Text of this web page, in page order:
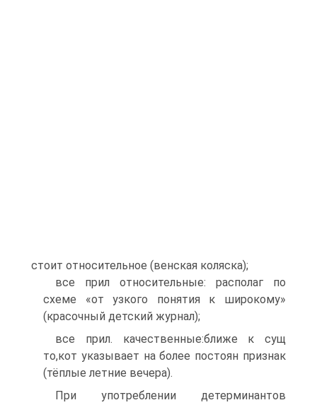
стоит относительное (венская коляска);
все прил относительные: располаг по
схеме «от узкого понятия к широкому»
(красочный детский журнал);
все прил. качественные:ближе к сущ
то,кот указывает на более постоян признак
(тёплые летние вечера).
При употреблении детерминантов